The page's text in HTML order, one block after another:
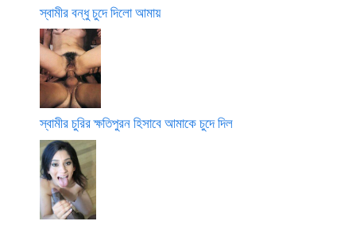
স্বামীর বন্ধু চুদে দিলো আমায়
স্বামীর চুরির ক্ষতিপুরন হিসাবে আমাকে চুদে দিল